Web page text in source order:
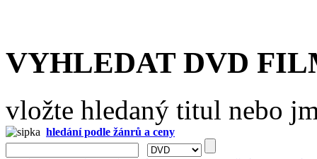
VYHLEDAT DVD
vložte hledaný titul nebo
hledání podle žánrů a ceny